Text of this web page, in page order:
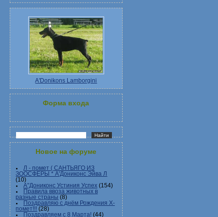
A'Donikons Lamborgini
Форма входа
Новое на форуме
Л - помет ( САНТЬЯГО ИЗ
ЗООСФЕРЫ * А'Дониконс Эйва Л
(10)
А"Дониконс Устиния Успех (154)
Правила ввоза животных в
разные страны (8)
Поздравляю с днём Рождения Х-
помет!!! (28)
Поздравляем с 8 Марта! (44)